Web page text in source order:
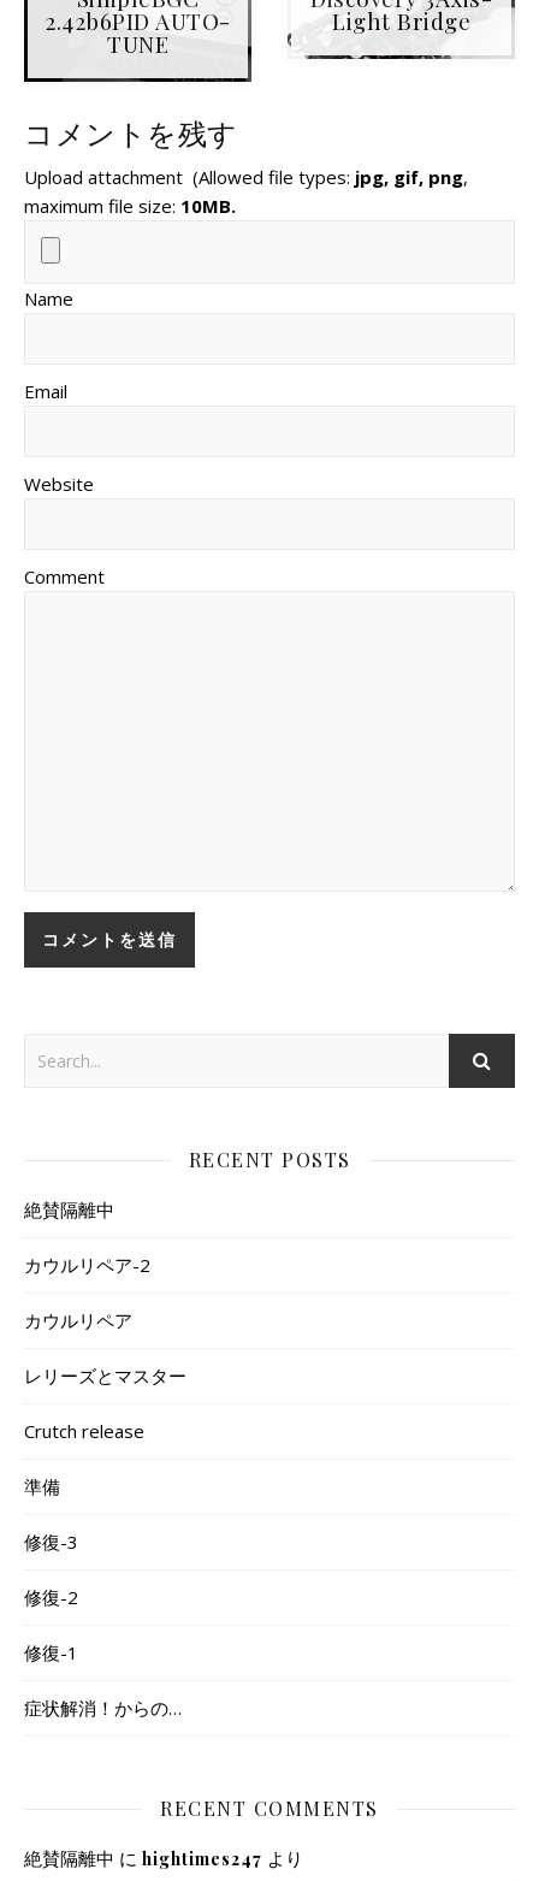
2.42b6PID AUTO-
TUNE
Light Bridge
コメントを残す
Upload attachment (Allowed file types: jpg, gif, png,
maximum file size: 10MB.
Name
Email
Website
Comment
RECENT POSTS
絶賛隔離中
カウルリペア-2
カウルリペア
レリーズとマスター
Crutch release
準備
修復-3
修復-2
修復-1
症状解消！からの…
RECENT COMMENTS
絶賛隔離中 に hightimes247 より